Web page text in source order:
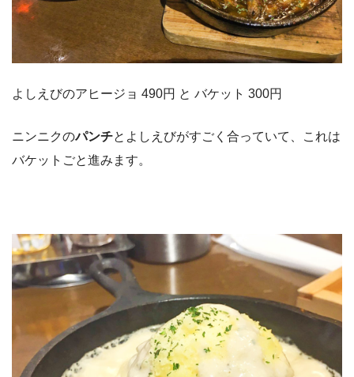
よしえびのアヒージョ 490円 と バケット 300円
ニンニクのパンチとよしえびがすごく合っていて、これは
バケットごと進みます。